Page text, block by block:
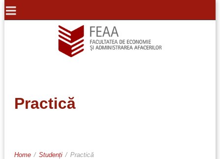
Practică
Home / Studenți / Practică